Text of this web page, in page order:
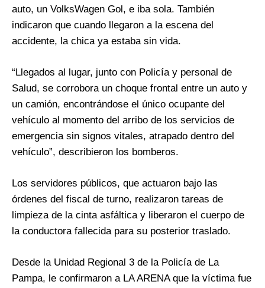
auto, un VolksWagen Gol, e iba sola. También
indicaron que cuando llegaron a la escena del
accidente, la chica ya estaba sin vida.
“Llegados al lugar, junto con Policía y personal de
Salud, se corrobora un choque frontal entre un auto y
un camión, encontrándose el único ocupante del
vehículo al momento del arribo de los servicios de
emergencia sin signos vitales, atrapado dentro del
vehículo”, describieron los bomberos.
Los servidores públicos, que actuaron bajo las
órdenes del fiscal de turno, realizaron tareas de
limpieza de la cinta asfáltica y liberaron el cuerpo de
la conductora fallecida para su posterior traslado.
Desde la Unidad Regional 3 de la Policía de La
Pampa, le confirmaron a LA ARENA que la víctima fue